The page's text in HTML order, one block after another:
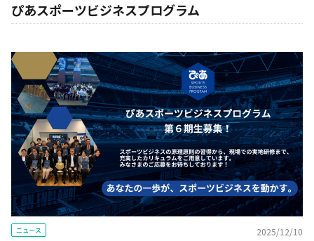
ぴあスポーツビジネスプログラム
ニュース 2025/12/10